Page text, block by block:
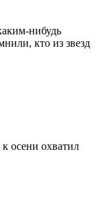
нибудь
кто из звезд
осени охватил